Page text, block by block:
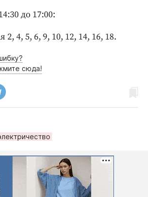
года
до 17:00:
2, 4, 5, 6, 9, 10, 12, 14, 16, 18.
сюда!